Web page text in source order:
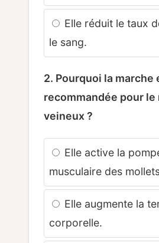
Elle réduit le taux
le sang.
2. Pourquoi la marche
recommandée pour
veineux ?
Elle active la
musculaire des
Elle augmente la
corporelle.